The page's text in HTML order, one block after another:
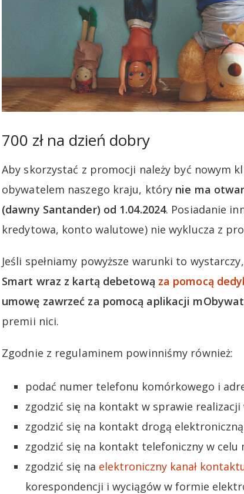
700 zł na dzień dobry
Aby skorzystać z promocji należy być nowym
obywatelem naszego kraju, który nie ma
(dawny Santander) od 1.04.2024. Posiadanie
kredytowa, konto walutowe) nie wyklucza z
Jeśli spełniamy powyższe warunki to
Smart wraz z kartą debetową za pomocą
umowę zawrzeć za pomocą aplikacji
premii nici.
Zgodnie z regulaminem powinniśmy również:
podać numer telefonu komórkowego i
zgodzić się na kontakt w sprawie
zgodzić się na kontakt drogą
zgodzić się na kontakt telefoniczny w celu
zgodzić się na elektroniczny kanał
korespondencji i wyciągów w formie